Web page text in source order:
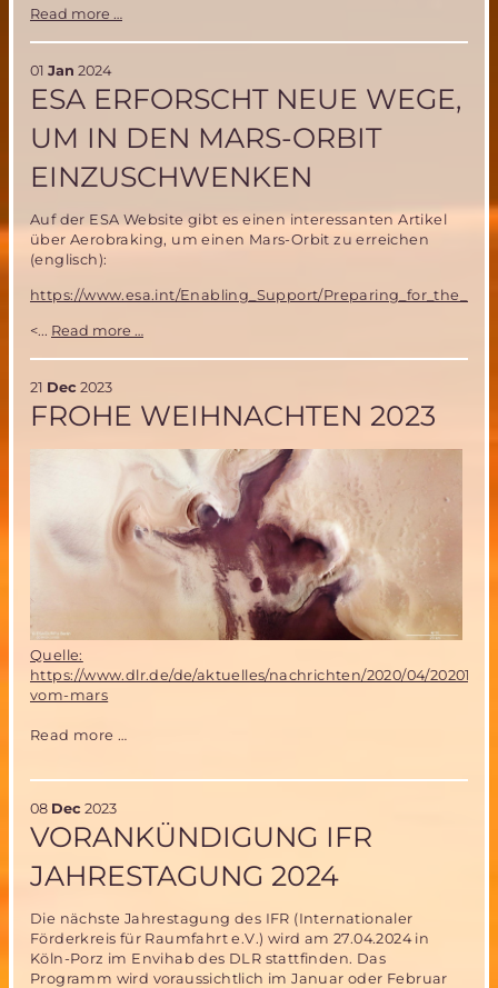
Read more …
Veranstaltungskalender
01 Jan 2024
ESA ERFORSCHT NEUE WEGE,
UM IN DEN MARS-ORBIT
EINZUSCHWENKEN
Auf der ESA Website gibt es einen interessanten Artikel
über Aerobraking, um einen Mars-Orbit zu erreichen
(englisch):
https://www.esa.int/Enabling_Support/
<... Read more …
um
in
Mars-
Orbit
einzuschwenken
21 Dec 2023
FROHE WEIHNACHTEN 2023
Quelle:
https://www.dlr.de/de/aktuelles/nachrichten/2020/04/
vom-mars
Read more …
08 Dec 2023
VORANKÜNDIGUNG IFR
JAHRESTAGUNG 2024
Die nächste Jahrestagung des IFR (Internationaler
Förderkreis für Raumfahrt e.V.) wird am 27.04.2024 in
Köln-Porz im Envihab des DLR stattfinden. Das
Programm wird voraussichtlich im Januar oder Februar